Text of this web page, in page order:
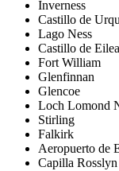
Inverness
Castillo de
Lago Ness
Castillo de
Fort William
Glenfinnan
Glencoe
Loch Lomond
Stirling
Falkirk
Aeropuerto de
Capilla Rosslyn